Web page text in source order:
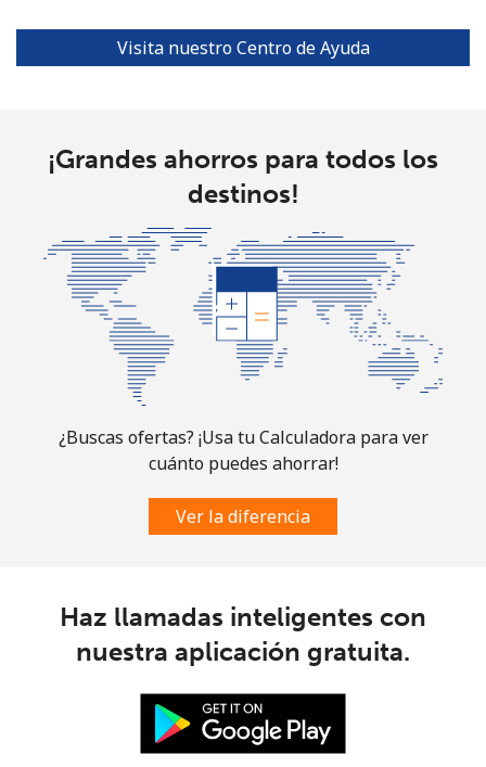
Visita nuestro Centro de Ayuda
¡Grandes ahorros para todos los
destinos!
¿Buscas ofertas? ¡Usa tu Calculadora para ver
cuánto puedes ahorrar!
Ver la diferencia
Haz llamadas inteligentes con
nuestra aplicación gratuita.